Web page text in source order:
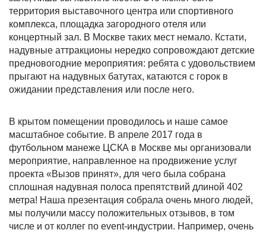
территория выставочного центра или спортивного
комплекса, площадка загородного отеля или
концертный зал. В Москве таких мест немало. Кстати,
надувные аттракционы нередко сопровождают детские
предновогодние мероприятия: ребята с удовольствием
прыгают на надувных батутах, катаются с горок в
ожидании представления или после него.
В крытом помещении проводилось и наше самое
масштабное событие. В апреле 2017 года в
футбольном манеже ЦСКА в Москве мы организовали
мероприятие, направленное на продвижение услуг
проекта «Вызов принят», для чего была собрана
сплошная надувная полоса препятствий длиной 402
метра! Наша презентация собрала очень много людей,
мы получили массу положительных отзывов, в том
числе и от коллег по event-индустрии. Например, очень